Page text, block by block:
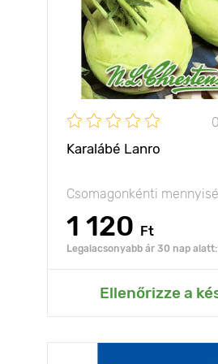
Karalábé Lanro
Csomagonkénti
1 120 Ft
Legalacsonyabb ár 30 nap
Ellenőrizze a